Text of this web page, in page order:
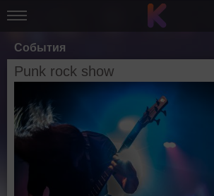
События
Punk rock show